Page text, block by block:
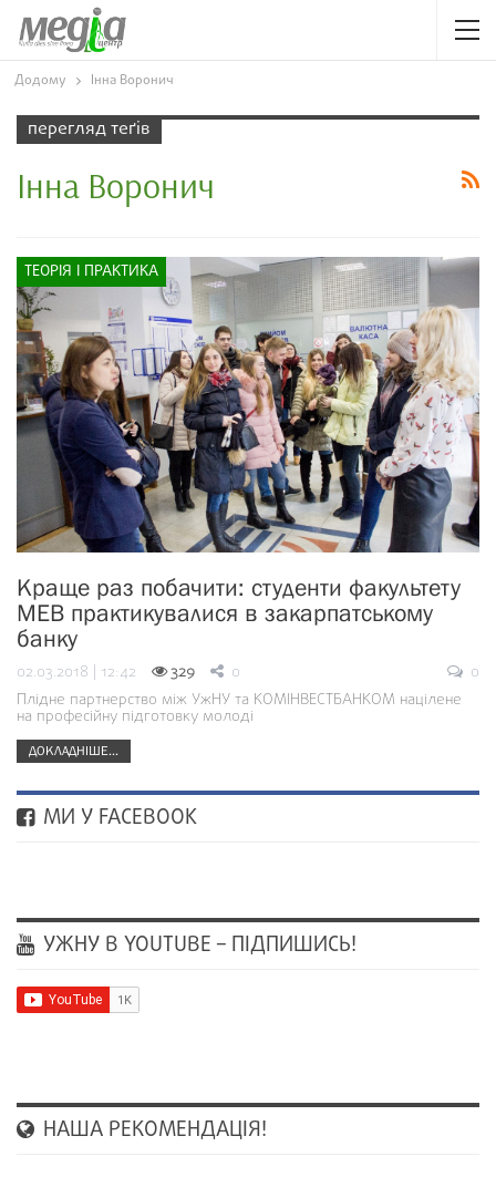
Додому Інна Воронич
перегляд теґів
Інна Воронич
ТЕОРІЯ І ПРАКТИКА
Краще раз побачити: студенти факультету
МЕВ практикувалися в закарпатському
банку
02.03.2018 | 12:42 329 0
0
Плідне партнерство між УжНУ та КОМІНВЕСТБАНКОМ націлене
на професійну підготовку молоді
ДОКЛАДНІШЕ...
МИ У FACEBOOK
УЖНУ В YOUTUBE – ПІДПИШИСЬ!
НАША РЕКОМЕНДАЦІЯ!